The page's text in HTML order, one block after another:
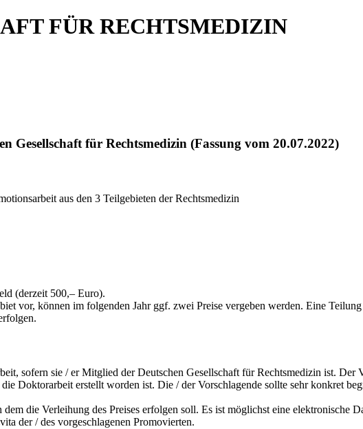
FÜR RECHTSMEDIZIN
Gesellschaft für Rechtsmedizin (Fassung vom 20.07.2022)
aus den 3 Teilgebieten der Rechtsmedizin
(derzeit 500,– Euro).
vor, können im folgenden Jahr ggf. zwei Preise vergeben werden. Eine
sofern sie / er Mitglied der Deutschen Gesellschaft für Rechtsmedizin ist.
Doktorarbeit erstellt worden ist. Die / der Vorschlagende sollte sehr konkret
die Verleihung des Preises erfolgen soll. Es ist möglichst eine elektronische
der / des vorgeschlagenen Promovierten.